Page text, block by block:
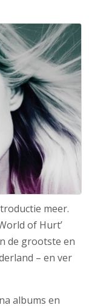
meer.
of Hurt’
de grootste en
– en ver
albums en